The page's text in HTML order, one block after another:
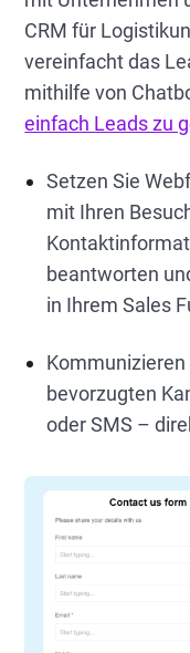
CRM für
vereinfacht das
mithilfe von
einfach Leads zu
Setzen Sie
mit Ihren
beantworten
in Ihrem Sales
Kommunizieren
bevorzugten
oder SMS –